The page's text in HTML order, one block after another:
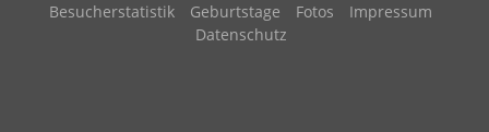
Besucherstatistik Geburtstage Fotos
Impressum
Datenschutz